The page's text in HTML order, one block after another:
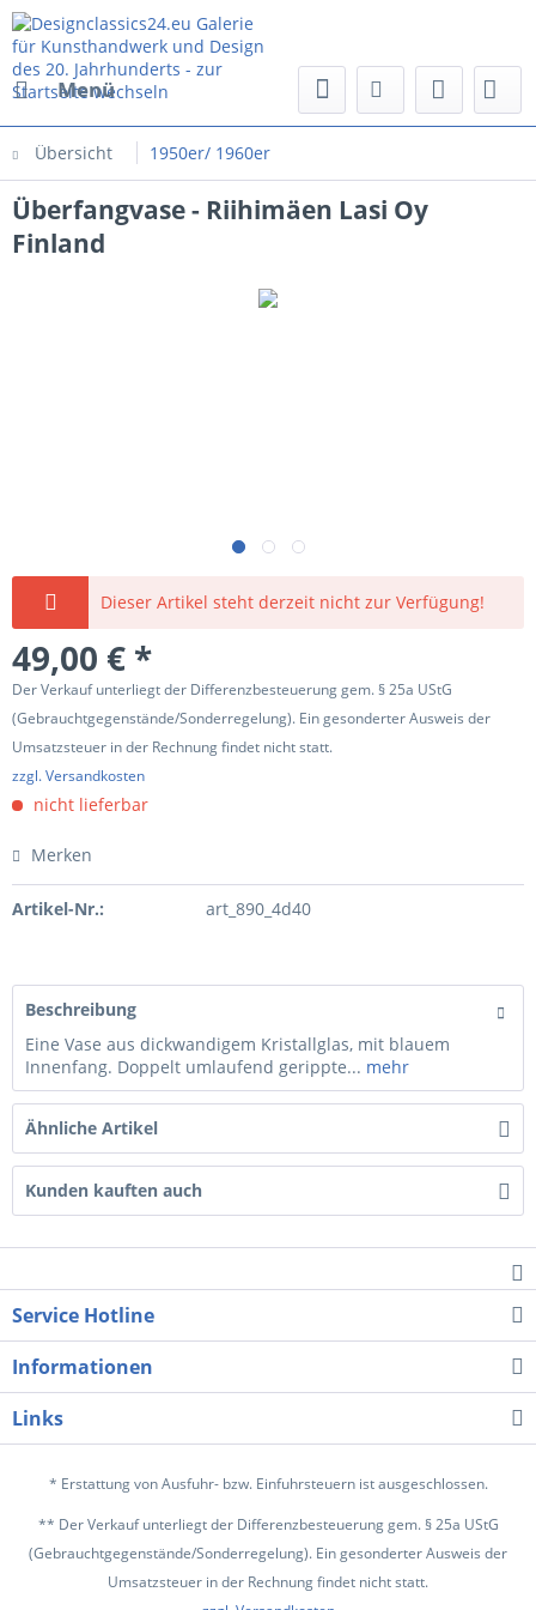
Menü
Übersicht 1950er/ 1960er
Überfangvase - Riihimäen Lasi Oy
Finland
Dieser Artikel steht derzeit nicht zur Verfügung!
49,00 € *
Der Verkauf unterliegt der Differenzbesteuerung gem. § 25a UStG
(Gebrauchtgegenstände/Sonderregelung). Ein gesonderter Ausweis der
Umsatzsteuer in der Rechnung findet nicht statt.
zzgl. Versandkosten
nicht lieferbar
Merken
Artikel-Nr.: art_890_4d40
Beschreibung
Eine Vase aus dickwandigem Kristallglas, mit blauem
Innenfang. Doppelt umlaufend gerippte... mehr
Ähnliche Artikel
Kunden kauften auch
Service Hotline
Informationen
Links
* Erstattung von Ausfuhr- bzw. Einfuhrsteuern ist ausgeschlossen.
** Der Verkauf unterliegt der Differenzbesteuerung gem. § 25a UStG
(Gebrauchtgegenstände/Sonderregelung). Ein gesonderter Ausweis der
Umsatzsteuer in der Rechnung findet nicht statt.